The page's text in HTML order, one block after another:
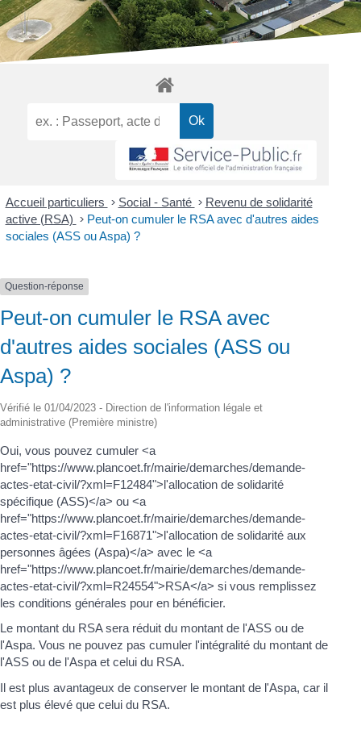
Accueil particuliers > Social - Santé > Revenu de solidarité
active (RSA) > Peut-on cumuler le RSA avec d'autres aides
sociales (ASS ou Aspa) ?
Question-réponse
Peut-on cumuler le RSA avec
d'autres aides sociales (ASS ou
Aspa) ?
Vérifié le 01/04/2023 - Direction de l'information légale et
administrative (Première ministre)
Oui, vous pouvez cumuler <a
href="https://www.plancoet.fr/mairie/demarches/demande-
actes-etat-civil/?xml=F12484">l'allocation de solidarité
spécifique (ASS)</a> ou <a
href="https://www.plancoet.fr/mairie/demarches/demande-
actes-etat-civil/?xml=F16871">l'allocation de solidarité aux
personnes âgées (Aspa)</a> avec le <a
href="https://www.plancoet.fr/mairie/demarches/demande-
actes-etat-civil/?xml=R24554">RSA</a> si vous remplissez
les conditions générales pour en bénéficier.
Le montant du RSA sera réduit du montant de l'ASS ou de
l'Aspa. Vous ne pouvez pas cumuler l'intégralité du montant de
l'ASS ou de l'Aspa et celui du RSA.
Il est plus avantageux de conserver le montant de l'Aspa, car il
est plus élevé que celui du RSA.